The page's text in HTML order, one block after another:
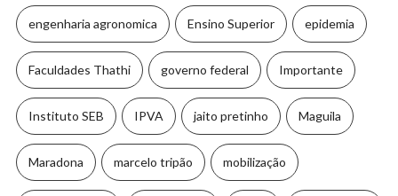
engenharia agronomica Ensino Superior epidemia
Faculdades Thathi governo federal Importante
Instituto SEB IPVA jaito pretinho Maguila
Maradona marcelo tripão mobilização